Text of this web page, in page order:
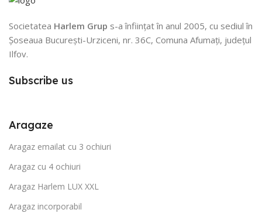
Societatea Harlem Grup s-a înființat în anul 2005, cu sediul în
Șoseaua București-Urziceni, nr. 36C, Comuna Afumați, județul
Ilfov.
Subscribe us
Aragaze
Aragaz emailat cu 3 ochiuri
Aragaz cu 4 ochiuri
Aragaz Harlem LUX XXL
Aragaz incorporabil